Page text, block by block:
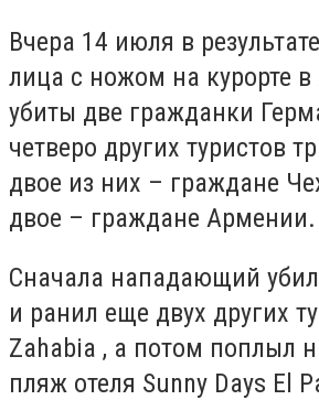
Вчера 14 июля в
лица с ножом на курорте в
убиты две гражданки
четверо других туристов
двое из них – граждане
двое – граждане Армении.
Сначала нападающий
и ранил еще двух других
Zahabia , а потом поплыл
пляж отеля Sunny Days El